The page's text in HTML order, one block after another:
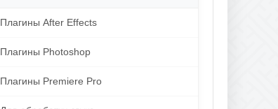
Плагины After Effects
Плагины Photoshop
Плагины Premiere Pro